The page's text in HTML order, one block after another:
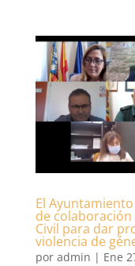
El
de
Civil para dar
violencia de
por admin | Ene